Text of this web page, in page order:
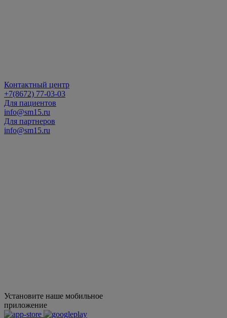
Контактный центр
+7(8672) 77-03-03
Для пациентов
info@sm15.ru
Для партнеров
info@sm15.ru
Установите наше мобильное
приложение